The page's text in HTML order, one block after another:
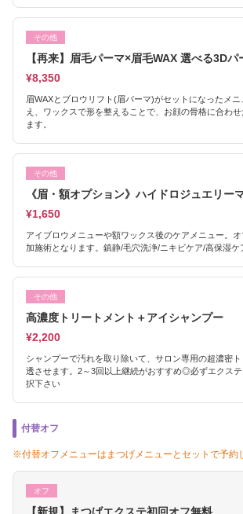
その他
【再来】眉毛パーマ×眉毛WAX 選べる3D
¥8,350
眉WAXとブロウリフト(眉パーマ)がセットになったメ
え、ワックスで形を整えることで、お顔の骨格に合わ
ます。
その他
《眉・額オプション》ハイドロジュエリー
¥1,650
アイブロウメニューや額ワックス後のケアメニュー。
加施術となります。鎮静/毛穴洗浄/ニキビケア/高保湿ケ
その他
高濃度トリートメント＋アイシャンプー
¥2,200
シャンプーで汚れを取り除いて、サロン専用の超濃密
透させます。2～3回以上継続がおすすめ◎必ずエクス
択下さい
付替オフ
※付替オフメニューはまつげメニューとセットで予約
オフ